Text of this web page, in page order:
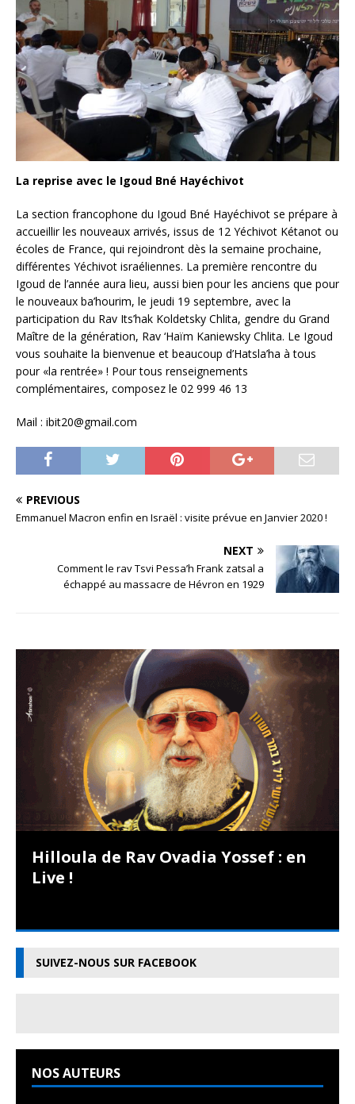
La reprise avec le Igoud Bné Hayéchivot
La section francophone du Igoud Bné Hayéchivot se prépare à
accueillir les nouveaux arrivés, issus de 12 Yéchivot Kétanot ou
écoles de France, qui rejoindront dès la semaine prochaine,
différentes Yéchivot israéliennes. La première rencontre du
Igoud de l’année aura lieu, aussi bien pour les anciens que pour
le nouveaux ba’hourim, le jeudi 19 septembre, avec la
participation du Rav Its’hak Koldetsky Chlita, gendre du Grand
Maître de la génération, Rav ‘Haïm Kaniewsky Chlita. Le Igoud
vous souhaite la bienvenue et beaucoup d’Hatsla’ha à tous
pour «la rentrée» ! Pour tous renseignements
complémentaires, composez le 02 999 46 13
Mail : ibit20@gmail.com
PREVIOUS
Emmanuel Macron enfin en Israël : visite prévue en Janvier 2020 !
NEXT
Comment le rav Tsvi Pessa’h Frank zatsal a
échappé au massacre de Hévron en 1929
Hilloula de Rav Ovadia Yossef : en
Live !
SUIVEZ-NOUS SUR FACEBOOK
NOS AUTEURS